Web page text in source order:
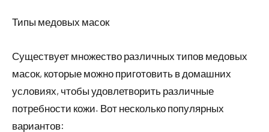
Типы медовых масок
Существует множество различных типов медовых
масок, которые можно приготовить в домашних
условиях, чтобы удовлетворить различные
потребности кожи. Вот несколько популярных
вариантов: